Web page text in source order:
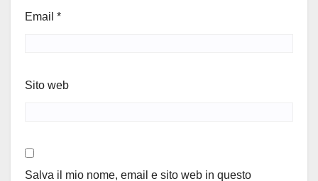
Email *
Sito web
Salva il mio nome, email e sito web in questo